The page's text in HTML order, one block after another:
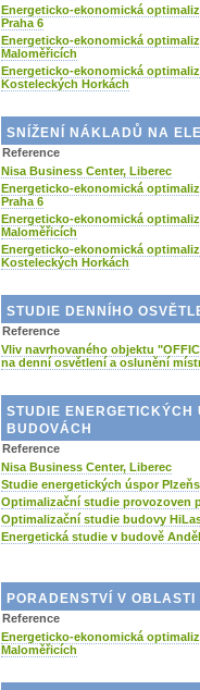
Energeticko-ekonomická
Praha 6
Energeticko-ekonomická
Maloměřicích
Energeticko-ekonomická
Kosteleckých Horkách
SNÍŽENÍ NÁKLADŮ NA
Reference
Nisa Business Center, Liberec
Energeticko-ekonomická
Praha 6
Energeticko-ekonomická
Maloměřicích
Energeticko-ekonomická
Kosteleckých Horkách
STUDIE DENNÍHO
Reference
Vliv navrhovaného objektu
na denní osvětlení a oslunění
STUDIE
BUDOVÁCH
Reference
Nisa Business Center, Liberec
Studie energetických úspor
Optimalizační studie provozoven
Optimalizační studie budovy
Energetická studie v budově
PORADENSTVÍ V
Reference
Energeticko-ekonomická
Maloměřicích